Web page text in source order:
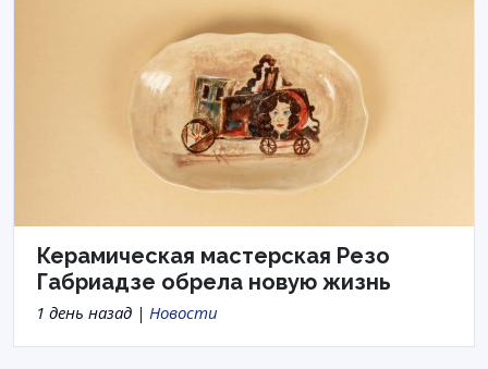
Керамическая мастерская Резо
Габриадзе обрела новую жизнь
1 день назад | Новости